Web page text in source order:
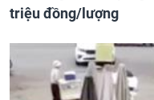
triệu đồng/lượng